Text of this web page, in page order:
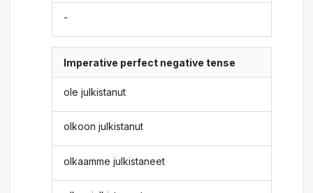
-
Imperative perfect negative tense
ole julkistanut
olkoon julkistanut
olkaamme julkistaneet